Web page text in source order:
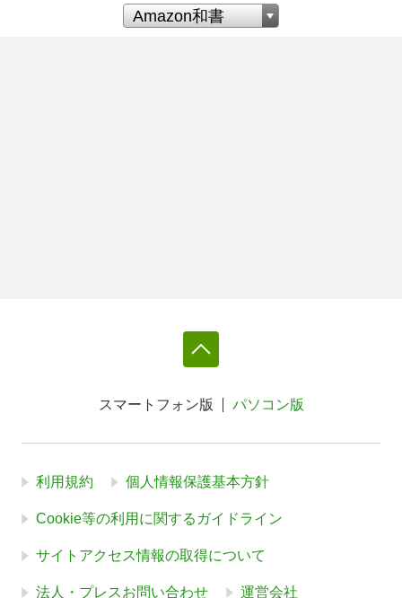
スマートフォン版 パソコン版
利用規約 個人情報保護基本方針
Cookie等の利用に関するガイドライン
サイトアクセス情報の取得について
法人・プレスお問い合わせ 運営会社